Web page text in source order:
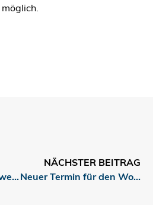
möglich.
„aufgelesen“ zum Schwerpunkt Klimaaktivismus und Umweltschutz
NÄCHSTER BEITRAG
Neuer Termin für den Workshop „Media Play News“